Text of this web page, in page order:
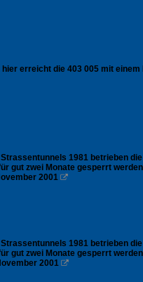
erreicht die 403 005 mit
1981 betrieben
gut zwei Monate gesperrt
2001 
1981 betrieben
gut zwei Monate gesperrt
2001 